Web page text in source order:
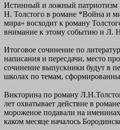
Истинный и ложный патриотизм
Н. Толстого в романе *Война и
мира» восходит к роману
внимание к этому событию и Л.
Итоговое сочинение по
написания и пересдачи, место
сочинение выпускники будут в
школах по темам,
Викторина по роману
лет охватывает действие в
мороженое подавали на
каком месяце началось